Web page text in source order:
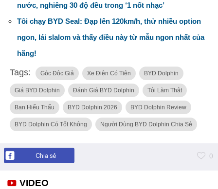
nước, nghiêng 30 độ đều trong ‘1 nốt nhạc’
Tôi chạy BYD Seal: Đạp lên 120km/h, thử nhiều option
ngon, lái slalom và thấy điều này từ mẫu ngon nhất của
hãng!
Tags: Góc Độc Giả Xe Điện Có Tiện BYD Dolphin
Giá BYD Dolphin Đánh Giá BYD Dolphin Tôi Làm Thật
Bạn Hiểu Thấu BYD Dolphin 2026 BYD Dolphin Review
BYD Dolphin Có Tốt Không Người Dùng BYD Dolphin Chia Sẻ
Chia sẻ 0
VIDEO